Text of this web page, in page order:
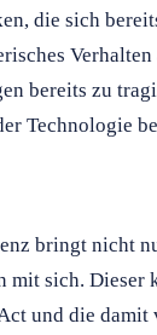
die sich
bereits zu
Technologie
bringt nicht
sich. Dieser
und die damit